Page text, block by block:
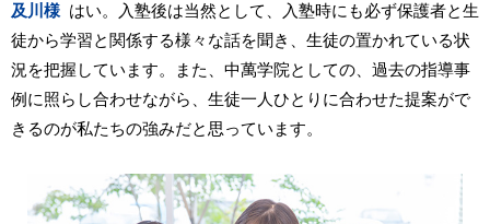
及川様 はい。入塾後は当然として、入塾時にも必ず保護者と生
徒から学習と関係する様々な話を聞き、生徒の置かれている状
況を把握しています。また、中萬学院としての、過去の指導事
例に照らし合わせながら、生徒一人ひとりに合わせた提案がで
きるのが私たちの強みだと思っています。